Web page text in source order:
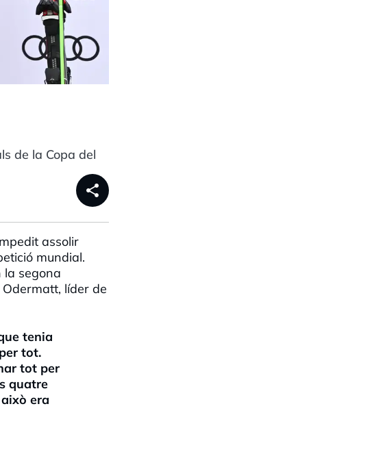
de la Copa del
share
assolir
mundial.
segona
líder de
tenia
tot.
tot per
quatre
era